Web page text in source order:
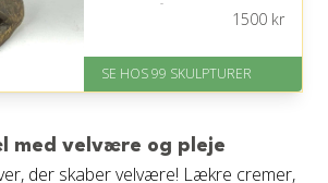
gave med både kunstnerisk værdi
og følelsesmæssig betydning.
På lager
Levering: 1-2 dage
1500kr
SE HOS 99 SKULPTURER
med velvære og pleje
der skaber velvære! Lækre cremer,